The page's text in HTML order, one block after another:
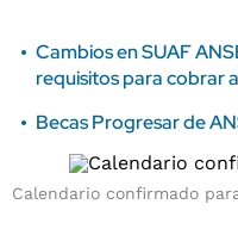
Cambios en SUAF
requisitos para cobrar
Becas Progresar de
Calendario confirmado